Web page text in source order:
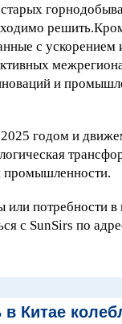
с ускорением
и
годом и
промышленности.
или потребности в
с SunSirs по
ожиданиями пикового сезона и высокими